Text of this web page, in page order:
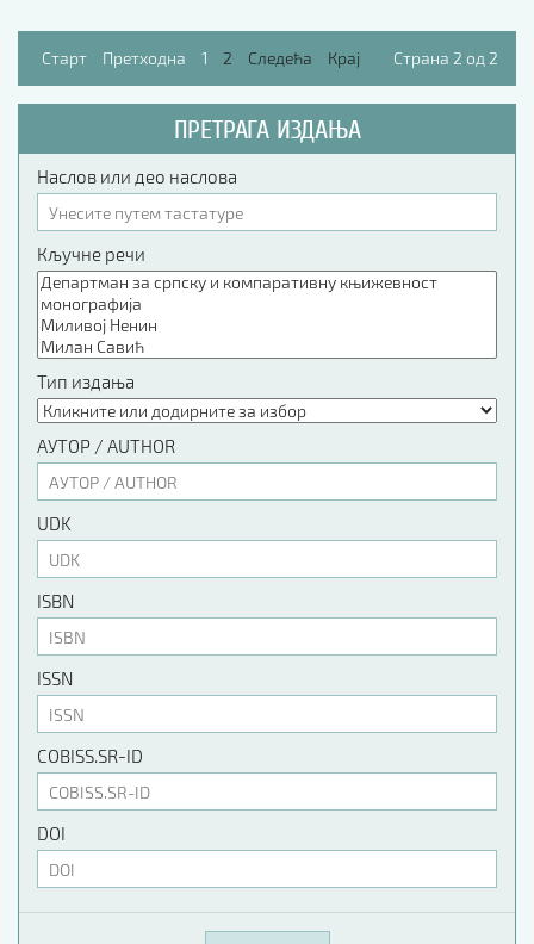
ISSN
COBISS.SR-ID
DOI
Старт Претходна 1 2 Следећа Крај Страна 2 од 2
ПРЕТРАГА ИЗДАЊА
Наслов или део наслова
Кључне речи
Тип издања
АУТОР / AUTHOR
UDK
ISBN
ISSN
COBISS.SR-ID
DOI